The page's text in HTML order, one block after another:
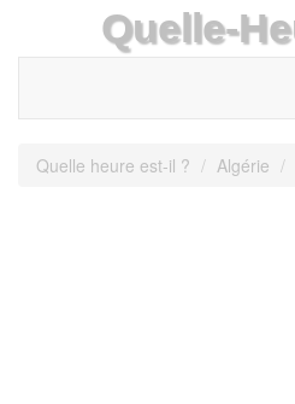
Quelle-
Quelle heure est-il ? Algérie